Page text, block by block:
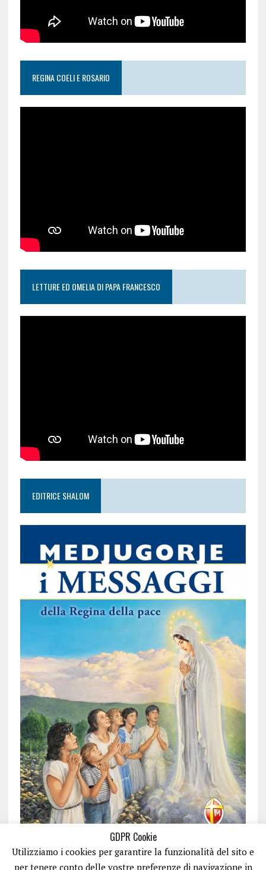
REGINA COELI E ROSARIO
LETTURE ED OMELIA DI PAPA FRANCESCO
EDITRICE SHALOM
GDPR Cookie
Utilizziamo i cookies per garantire la funzionalità del sito e
per tenere conto delle vostre preferenze di navigazione in